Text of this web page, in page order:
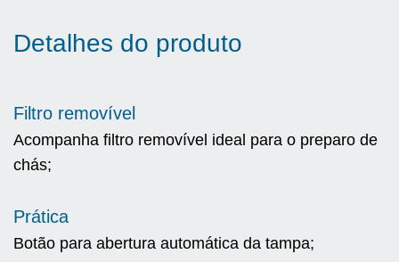
Detalhes do produto
Filtro removível
Acompanha filtro removível ideal para o preparo de
chás;
Prática
Botão para abertura automática da tampa;